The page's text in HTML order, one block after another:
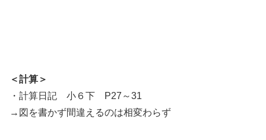
＜計算＞
・計算日記 小６下 P27～31
→図を書かず間違えるのは相変わらず